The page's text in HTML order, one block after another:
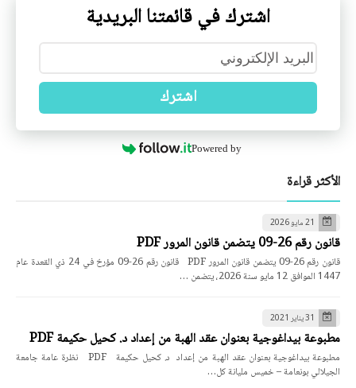
اشترك في قائمتنا البريدية
اشترك
Powered by
الأكثر قراءة
21 مايو 2026
قانون رقم 26-09 يتضمن قانون المرور PDF
قانون رقم 26-09 يتضمن قانون المرور PDF قانون رقم 26-09 مؤرخ في 24 ذي القعدة عام
1447 الموافق 12 مايو سنة 2026، يتضمن …
31 يناير 2021
مطبوعة بيداغوجية بعنوان عقد الهبة من إعداد د. كحيل حكيمة PDF
مطبوعة بيداغوجية بعنوان عقد الهبة من إعداد د. كحيل حكيمة PDF نظرة عامة جامعة
الجيلالي بونعامة – خميس مليانة كل…